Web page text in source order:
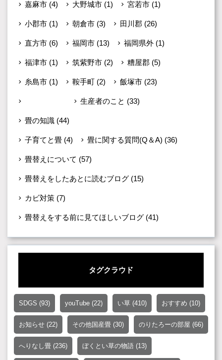
嘉麻市 (4) 大野城市 (1) 宮若市 (1)
小郡市 (1) 朝倉市 (3) 田川郡 (26)
直方市 (6) 福岡市 (13) 福岡県外 (1)
福津市 (1) 筑紫野市 (2) 糟屋郡 (5)
糸島市 (1) 鞍手町 (2) 飯塚市 (23)
生産者のこと (33)
畳の知識 (44)
子育てと畳 (4) 畳に関する質問(Q＆A) (36)
畳替えについて (57)
畳替えをしたあとに読むブログ (15)
カビ対策 (7)
畳替えをする前に見てほしいブログ (41)
タグクラウド
SDGS (93) youTube (22) い草 (410) おすすめ (10)
お知らせ (22) その他国産畳 (30) のりたろーの部屋 (66)
へりなし畳 (236) ぼくとい草の物語 (13)